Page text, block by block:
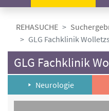
REHASUCHE
GLG Fachklinik
GLG Fachklinik
Neurologie